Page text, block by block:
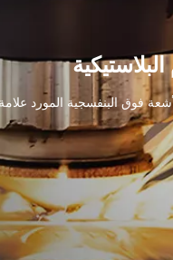
فوق البنفسجية المورد علامة